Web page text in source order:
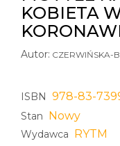
KOBIETA
Autor: CZERWIŃSKA-
ISBN 978-83-
Stan Nowy
Wydawca RYTM